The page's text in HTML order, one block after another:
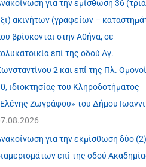
για την εμίσθωση 36
ακινήτων (γραφείων –
βρίσκονται στην Αθήνα, σε
επί της οδού Αγ.
2 και επί της Πλ.
ιδιοκτησίας του Κληροδοτήματος
Ζωγράφου» του Δήμου
για την εκμίσθωση δύο (2)
επί της οδού